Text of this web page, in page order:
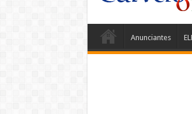
Anunciantes